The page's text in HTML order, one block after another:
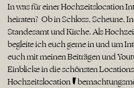
In was für einer Hochzeitslocation
heiraten? Ob in Schloss, Scheune,
Standesamt und Kirche. Als
begleite ich euch gerne in und um
euch mit meinen Beiträgen und
Einblicke in die schönsten
Hochzeitslocation